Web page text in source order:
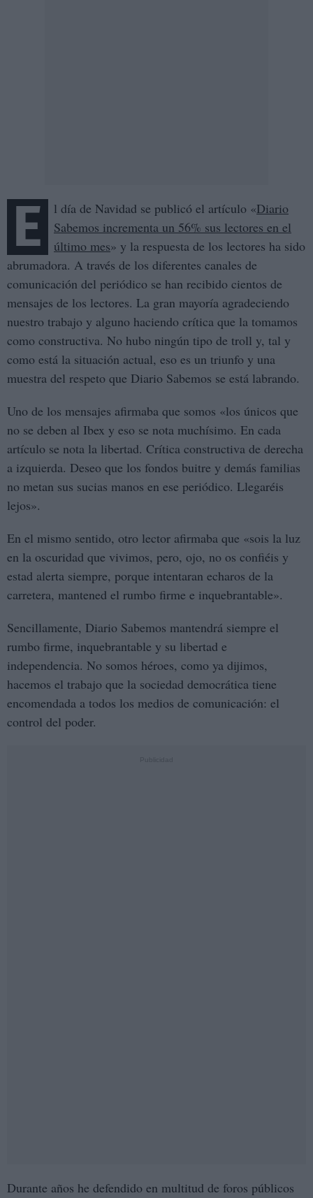
E l día de Navidad se publicó el artículo «Diario
Sabemos incrementa un 56% sus lectores en el
último mes» y la respuesta de los lectores ha sido
abrumadora. A través de los diferentes canales de
comunicación del periódico se han recibido cientos de
mensajes de los lectores. La gran mayoría agradeciendo
nuestro trabajo y alguno haciendo crítica que la tomamos
como constructiva. No hubo ningún tipo de troll y, tal y
como está la situación actual, eso es un triunfo y una
muestra del respeto que Diario Sabemos se está labrando.
Uno de los mensajes afirmaba que somos «los únicos que
no se deben al Ibex y eso se nota muchísimo. En cada
artículo se nota la libertad. Crítica constructiva de derecha
a izquierda. Deseo que los fondos buitre y demás familias
no metan sus sucias manos en ese periódico. Llegaréis
lejos».
En el mismo sentido, otro lector afirmaba que «sois la luz
en la oscuridad que vivimos, pero, ojo, no os confiéis y
estad alerta siempre, porque intentaran echaros de la
carretera, mantened el rumbo firme e inquebrantable».
Sencillamente, Diario Sabemos mantendrá siempre el
rumbo firme, inquebrantable y su libertad e
independencia. No somos héroes, como ya dijimos,
hacemos el trabajo que la sociedad democrática tiene
encomendada a todos los medios de comunicación: el
control del poder.
Durante años he defendido en multitud de foros públicos